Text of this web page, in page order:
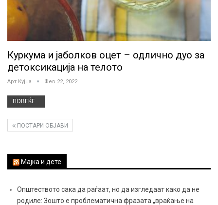
Куркума и јаболков оцет – одлично дуо за
детоксикација на телото
Арт Кујна Фев 22, 2022
ПОВЕЌЕ...
ПОСТАРИ ОБЈАВИ
Мајка и дете
Општеството сака да раѓаат, но да изгледаат како да не
родиле: Зошто е проблематична фразата „враќање на